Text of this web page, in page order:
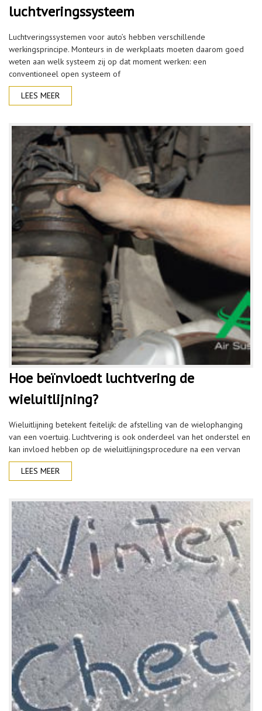
luchtveringssysteem
Luchtveringssystemen voor auto’s hebben verschillende
werkingsprincipe. Monteurs in de werkplaats moeten daarom goed
weten aan welk systeem zij op dat moment werken: een
conventioneel open systeem of
LEES MEER
Hoe beïnvloedt luchtvering de
wieluitlijning?
Wieluitlijning betekent feitelijk: de afstelling van de wielophanging
van een voertuig. Luchtvering is ook onderdeel van het onderstel en
kan invloed hebben op de wieluitlijningsprocedure na een vervan
LEES MEER